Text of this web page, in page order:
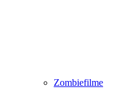
Zombiefilme